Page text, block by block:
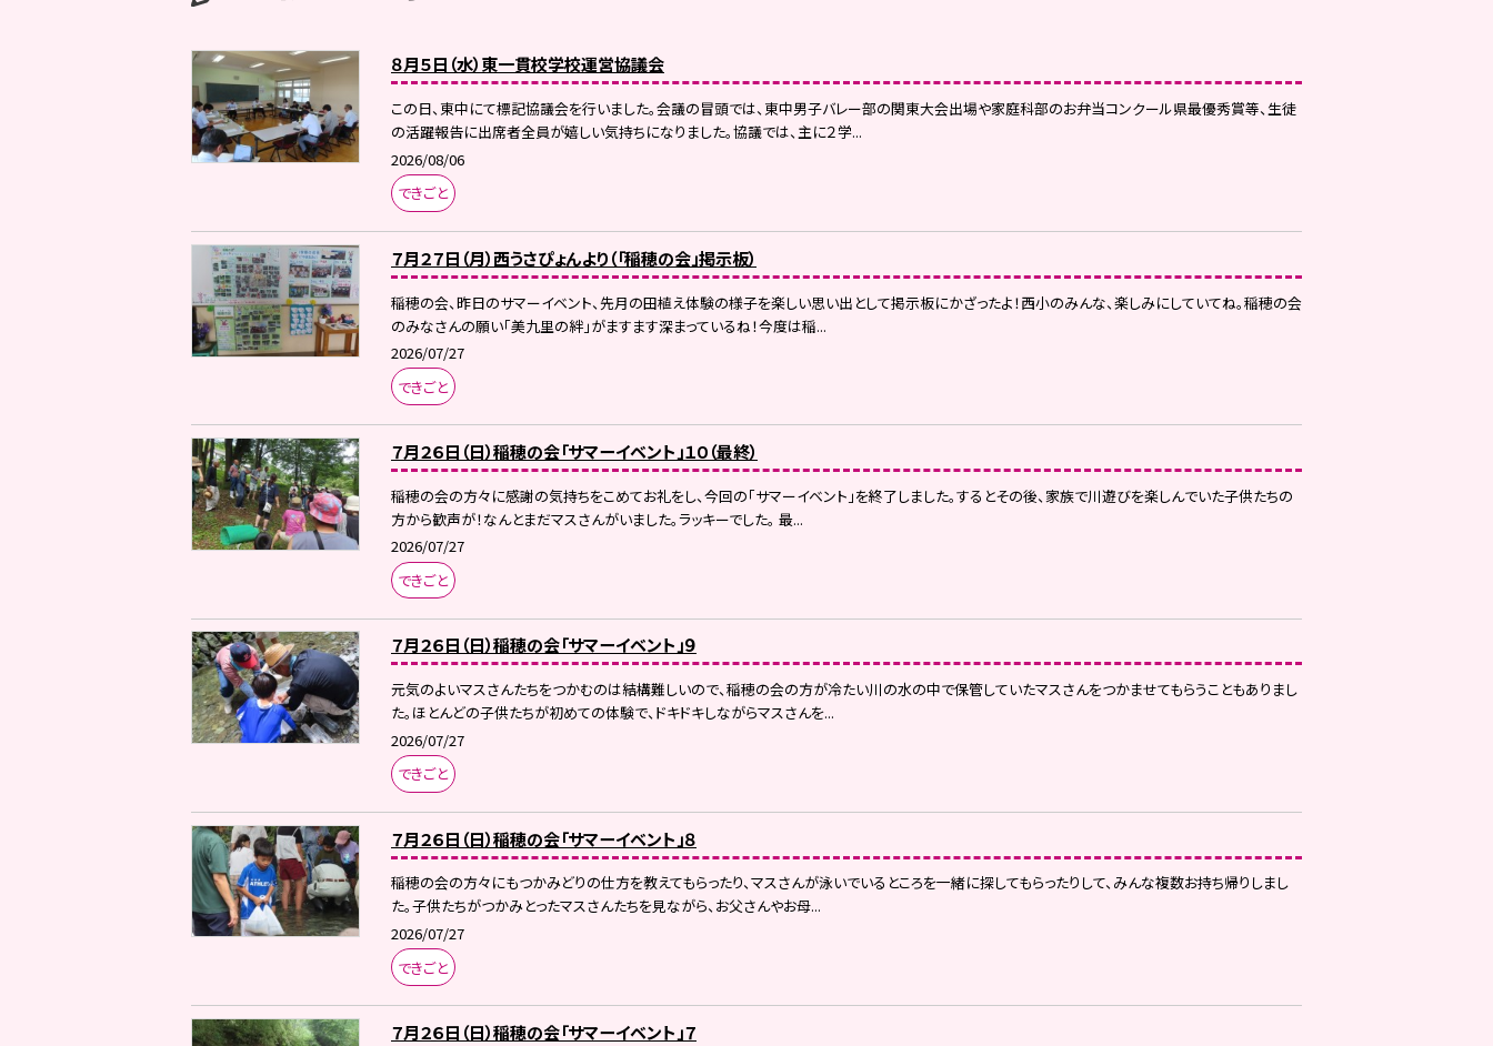
８月５日（水）東一貫校学校運営協議会
この日、東中にて標記協議会を行いました。会議の冒頭では、東中男子バレー部の関東大会出場や家庭科部のお弁当コンクール県最優秀賞等、生徒
の活躍報告に出席者全員が嬉しい気持ちになりました。協議では、主に２学...
2026/08/06
できごと
７月２７日（月）西うさぴょんより（「稲穂の会」掲示板）
稲穂の会、昨日のサマーイベント、先月の田植え体験の様子を楽しい思い出として掲示板にかざったよ！西小のみんな、楽しみにしていてね。稲穂の会
のみなさんの願い「美九里の絆」がますます深まっているね！今度は稲...
2026/07/27
できごと
７月２６日（日）稲穂の会「サマーイベント」１０（最終）
稲穂の会の方々に感謝の気持ちをこめてお礼をし、今回の「サマーイベント」を終了しました。するとその後、家族で川遊びを楽しんでいた子供たちの
方から歓声が！なんとまだマスさんがいました。ラッキーでした。 最...
2026/07/27
できごと
７月２６日（日）稲穂の会「サマーイベント」９
元気のよいマスさんたちをつかむのは結構難しいので、稲穂の会の方が冷たい川の水の中で保管していたマスさんをつかませてもらうこともありまし
た。ほとんどの子供たちが初めての体験で、ドキドキしながらマスさんを...
2026/07/27
できごと
７月２６日（日）稲穂の会「サマーイベント」８
稲穂の会の方々にもつかみどりの仕方を教えてもらったり、マスさんが泳いでいるところを一緒に探してもらったりして、みんな複数お持ち帰りしまし
た。子供たちがつかみとったマスさんたちを見ながら、お父さんやお母...
2026/07/27
できごと
７月２６日（日）稲穂の会「サマーイベント」７